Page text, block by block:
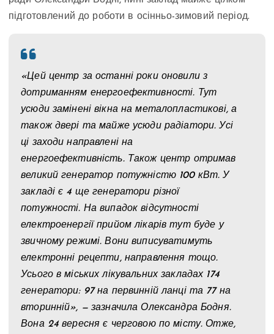
підготовлений до роботи в осінньо-зимовий період.
«Цей центр за останні роки оновили з
дотриманням енергоефективності. Тут
усюди замінені вікна на металопластикові, а
також двері та майже усюди радіатори. Усі
ці заходи направлені на
енергоефективність. Також центр отримав
великий генератор потужністю 100 кВт. У
закладі є 4 ще генератори різної
потужності. На випадок відсутності
електроенергії прийом лікарів тут буде у
звичному режимі. Вони виписуватимуть
електронні рецепти, направлення тощо.
Усього в міських лікувальних закладах 174
генератори: 97 на первинній ланці та 77 на
вторинній», — зазначила Олександра Бодня.
Вона 24 вересня є черговою по місту. Отже,